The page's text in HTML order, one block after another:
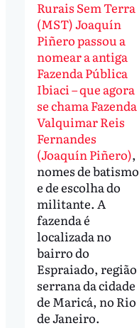
Rurais Sem Terra
(MST) Joaquín
Piñero passou a
nomear a antiga
Fazenda Pública
Ibiaci – que agora
se chama Fazenda
Valquimar Reis
Fernandes
(Joaquín Piñero),
nomes de batismo
e de escolha do
militante. A
fazenda é
localizada no
bairro do
Espraiado, região
serrana da cidade
de Maricá, no Rio
de Janeiro.